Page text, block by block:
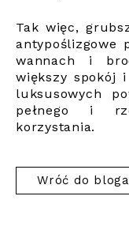
Tak więc,
antypoślizgowe
wannach i
większy spokój
luksusowych
pełnego i
korzystania.
Wróć do bloga